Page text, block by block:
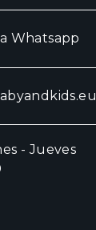
Whatsapp
- Jueves